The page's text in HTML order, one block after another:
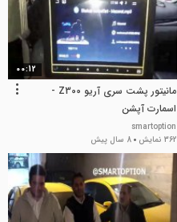
00:12
مانیتور پشت سری آریو Z300 -
اسمارت آپشن
smartoption
362 نمایش
8 سال پیش